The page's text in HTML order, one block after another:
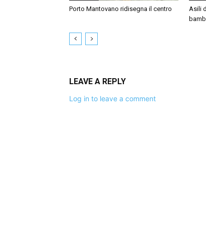
Porto Mantovano ridisegna il centro
Asili
LEAVE A REPLY
Log in to leave a comment